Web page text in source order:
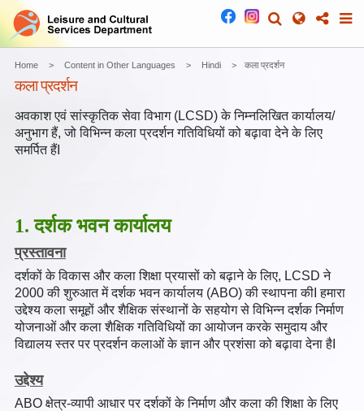
Home Content in Other Languages Hindi कला प्रदर्शन
कला प्रदर्शन
अवकाश एवं सांस्कृतिक सेवा विभाग (LCSD) के निम्नलिखित कार्यालय/
अनुभाग हैं, जो विभिन्न कला प्रदर्शन गतिविधियों को बढ़ावा देने के लिए
समर्पित हैंI
1. दर्शक भवन कार्यालय
प्रस्तावना
दर्शकों के विकास और कला शिक्षा प्रयासों को बढ़ाने के लिए, LCSD ने
2000 की शुरुआत में दर्शक भवन कार्यालय (ABO) की स्थापना कीI हमारा
उद्देश्य कला समूहों और शैक्षिक संस्थानों के सहयोग से विभिन्न दर्शक निर्माण
योजनाओं और कला शैक्षिक गतिविधियों का आयोजन करके समुदाय और
विद्यालय स्तर पर प्रदर्शन कलाओं के ज्ञान और प्रशंसा को बढ़ावा देना हैI
उद्देश्य
ABO क्षेत्र-व्यापी आधार पर दर्शकों के निर्माण और कला की शिक्षा के लिए